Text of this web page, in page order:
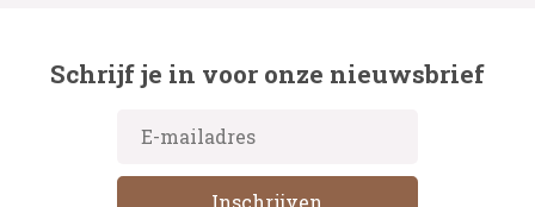
Schrijf je in voor onze nieuwsbrief